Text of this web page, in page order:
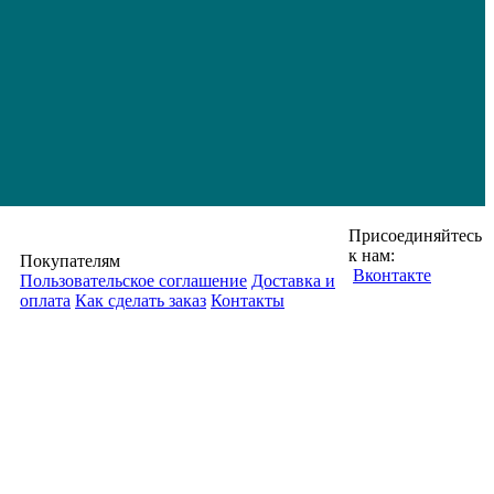
Покупателям
Пользовательское соглашение Доставка и
оплата Как сделать заказ Контакты
Присоединяйтесь
к нам:
Вконтакте